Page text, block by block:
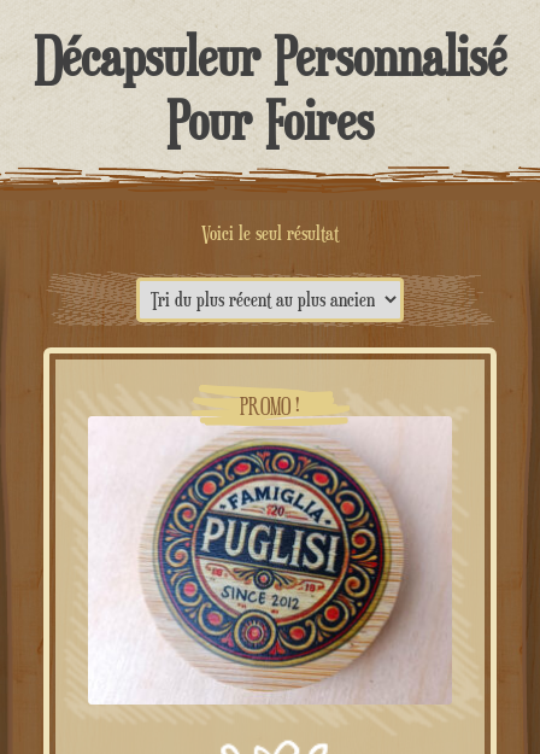
Décapsuleur Personnalisé
Pour Foires
Voici le seul résultat
PROMO !